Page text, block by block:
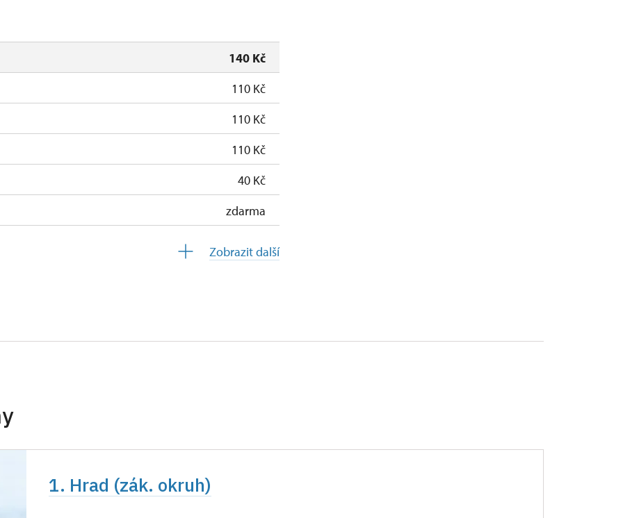
140 Kč
110 Kč
110 Kč
110 Kč
40 Kč
zdarma
zdarma
Zobrazit další
1. Hrad (zák. okruh)